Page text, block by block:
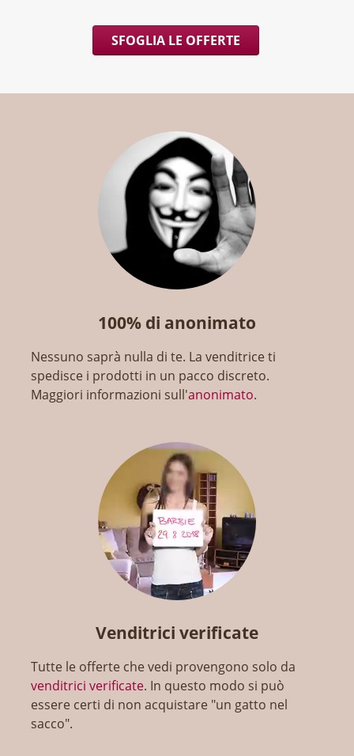
SFOGLIA LE OFFERTE
100% di anonimato
Nessuno saprà nulla di te. La venditrice ti
spedisce i prodotti in un pacco discreto.
Maggiori informazioni sull'anonimato.
Venditrici verificate
Tutte le offerte che vedi provengono solo da
venditrici verificate. In questo modo si può
essere certi di non acquistare "un gatto nel
sacco".